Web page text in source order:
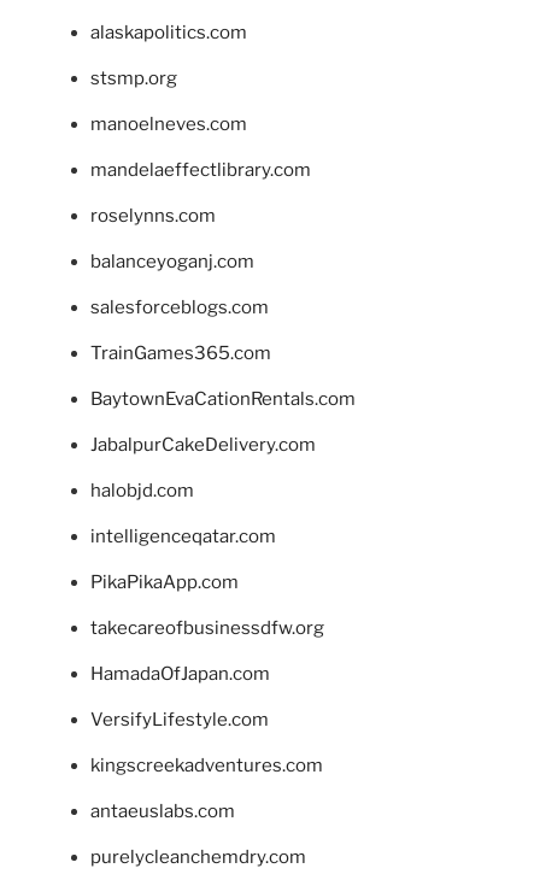
alaskapolitics.com
stsmp.org
manoelneves.com
mandelaeffectlibrary.com
roselynns.com
balanceyoganj.com
salesforceblogs.com
TrainGames365.com
BaytownEvaCationRentals.com
JabalpurCakeDelivery.com
halobjd.com
intelligenceqatar.com
PikaPikaApp.com
takecareofbusinessdfw.org
HamadaOfJapan.com
VersifyLifestyle.com
kingscreekadventures.com
antaeuslabs.com
purelycleanchemdry.com